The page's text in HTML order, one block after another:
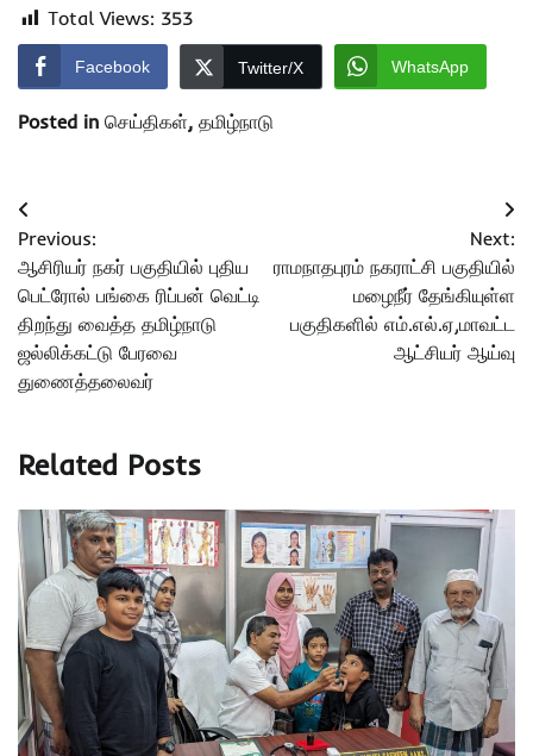
Total Views: 353
Facebook Twitter/X WhatsApp
Posted in செய்திகள், தமிழ்நாடு
Post
navigation
Previous:
ஆசிரியர் நகர் பகுதியில் புதிய
பெட்ரோல் பங்கை ரிப்பன் வெட்டி
திறந்து வைத்த தமிழ்நாடு
ஜல்லிக்கட்டு பேரவை
துணைத்தலைவர்
Next:
ராமநாதபுரம் நகராட்சி பகுதியில்
மழைநீர் தேங்கியுள்ள
பகுதிகளில் எம்.எல்.ஏ,மாவட்ட
ஆட்சியர் ஆய்வு
Related Posts